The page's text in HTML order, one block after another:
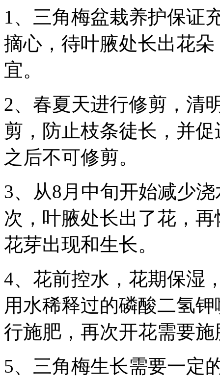
1、三角梅盆栽养护保证
摘心，待叶腋处长出花
宜。
2、春夏天进行修剪，清
剪，防止枝条徒长，并
之后不可修剪。
3、从8月中旬开始减少
次，叶腋处长出了花，
花芽出现和生长。
4、花前控水，花期保湿
用水稀释过的磷酸二氢
行施肥，再次开花需要施
5、三角梅生长需要一定